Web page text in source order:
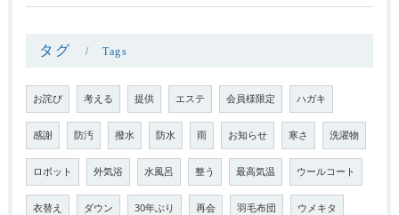
タグ Tags
お詫び 考える 提供 エステ 会員様限定 ハガキ
感謝 防汚 撥水 防水 雨 お知らせ 寒さ 洗濯物
ロボット 外気浴 水風呂 整う 最高気温 ウールコート
衣替え ダウン 30年ぶり 再会 羽毛布団 ウメキタ